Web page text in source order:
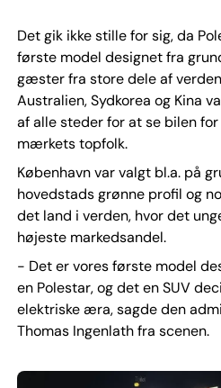
Det gik ikke stille for sig, da
første model designet fra
gæster fra store dele af
Australien, Sydkorea og Kina
af alle steder for at se bilen
mærkets topfolk.
København var valgt bl.a. på
hovedstads grønne profil og
det land i verden, hvor det
højeste markedsandel.
- Det er vores første model
en Polestar, og det en SUV
elektriske æra, sagde den
Thomas Ingenlath fra scenen.